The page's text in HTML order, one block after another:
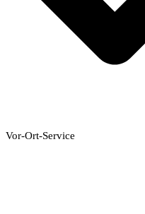
Vor-Ort-Service